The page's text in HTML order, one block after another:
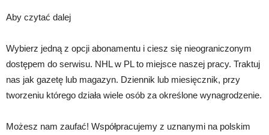
Aby czytać dalej
Wybierz jedną z opcji abonamentu i ciesz się nieograniczonym
dostępem do serwisu. NHL w PL to miejsce naszej pracy. Traktuj
nas jak gazetę lub magazyn. Dziennik lub miesięcznik, przy
tworzeniu którego działa wiele osób za określone wynagrodzenie.
Możesz nam zaufać! Współpracujemy z uznanymi na polskim